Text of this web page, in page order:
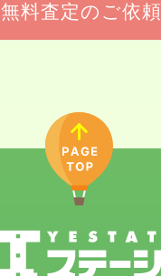
無料査定のご依頼